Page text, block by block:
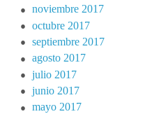
noviembre 2017
octubre 2017
septiembre 2017
agosto 2017
julio 2017
junio 2017
mayo 2017